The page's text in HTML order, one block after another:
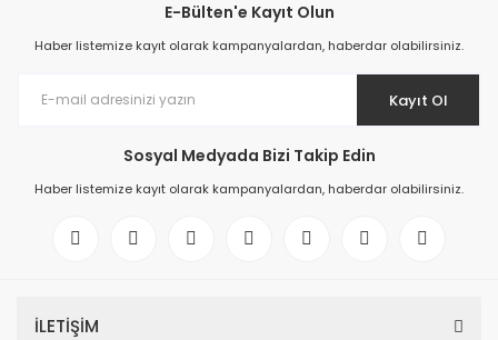
E-Bülten'e Kayıt Olun
Haber listemize kayıt olarak kampanyalardan, haberdar olabilirsiniz.
Kayıt Ol
Sosyal Medyada Bizi Takip Edin
Haber listemize kayıt olarak kampanyalardan, haberdar olabilirsiniz.
İLETİŞİM